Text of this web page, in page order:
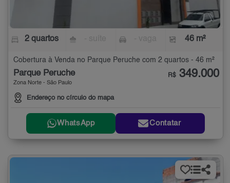
2 quartos 46 m²
Cobertura à Venda no Parque Peruche com 2 quartos - 46 m²
Parque Peruche
Zona Norte - São Paulo
Endereço no círculo do mapa
R$ 349.000
WhatsApp Contatar